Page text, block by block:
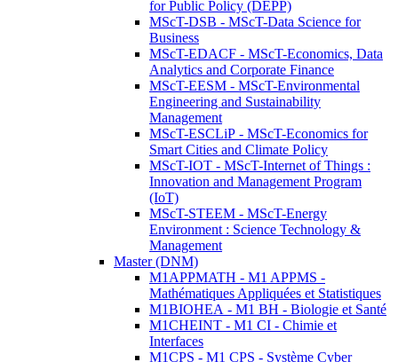
for Public Policy (DEPP)
MScT-DSB - MScT-Data Science for
Business
MScT-EDACF - MScT-Economics, Data
Analytics and Corporate Finance
MScT-EESM - MScT-Environmental
Engineering and Sustainability
Management
MScT-ESCLiP - MScT-Economics for
Smart Cities and Climate Policy
MScT-IOT - MScT-Internet of Things :
Innovation and Management Program
(IoT)
MScT-STEEM - MScT-Energy
Environment : Science Technology &
Management
Master (DNM)
M1APPMATH - M1 APPMS -
Mathématiques Appliquées et Statistiques
M1BIOHEA - M1 BH - Biologie et Santé
M1CHEINT - M1 CI - Chimie et
Interfaces
M1CPS - M1 CPS - Système Cyber